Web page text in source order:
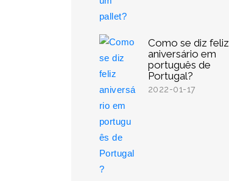
Como se diz feliz
aniversário em
português de
Portugal?
2022-01-17